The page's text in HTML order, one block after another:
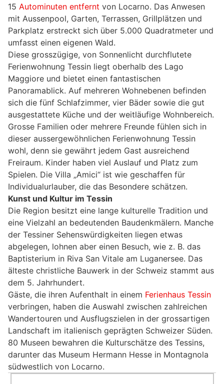
15 Autominuten entfernt von Locarno. Das Anwesen
mit Aussenpool, Garten, Terrassen, Grillplätzen und
Parkplatz erstreckt sich über 5.000 Quadratmeter und
umfasst einen eigenen Wald.
Diese grosszügige, von Sonnenlicht durchflutete
Ferienwohnung Tessin liegt oberhalb des Lago
Maggiore und bietet einen fantastischen
Panoramablick. Auf mehreren Wohnebenen befinden
sich die fünf Schlafzimmer, vier Bäder sowie die gut
ausgestattete Küche und der weitläufige Wohnbereich.
Grosse Familien oder mehrere Freunde fühlen sich in
dieser aussergewöhnlichen Ferienwohnung Tessin
wohl, denn sie gewährt jedem Gast ausreichend
Freiraum. Kinder haben viel Auslauf und Platz zum
Spielen. Die Villa „Amici“ ist wie geschaffen für
Individualurlauber, die das Besondere schätzen.
Kunst und Kultur im Tessin
Die Region besitzt eine lange kulturelle Tradition und
eine Vielzahl an bedeutenden Baudenkmälern. Manche
der Tessiner Sehenswürdigkeiten liegen etwas
abgelegen, lohnen aber einen Besuch, wie z. B. das
Baptisterium in Riva San Vitale am Luganersee. Das
älteste christliche Bauwerk in der Schweiz stammt aus
dem 5. Jahrhundert.
Gäste, die ihren Aufenthalt in einem Ferienhaus Tessin
verbringen, haben die Auswahl zwischen zahlreichen
Wandertouren und Ausflugszielen in der grossartigen
Landschaft im italienisch geprägten Schweizer Süden.
80 Museen bewahren die Kulturschätze des Tessins,
darunter das Museum Hermann Hesse in Montagnola
südwestlich von Locarno.